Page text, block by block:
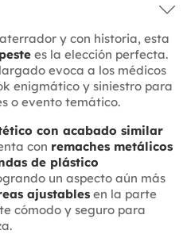
y con historia, esta
es la elección perfecta.
evoca a los médicos
enigmático y siniestro para
o evento temático.
con acabado similar
con remaches metálicos
de plástico
un aspecto aún más
ajustables en la parte
cómodo y seguro para